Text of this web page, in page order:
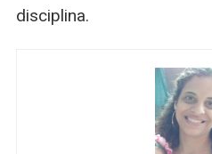
disciplina.